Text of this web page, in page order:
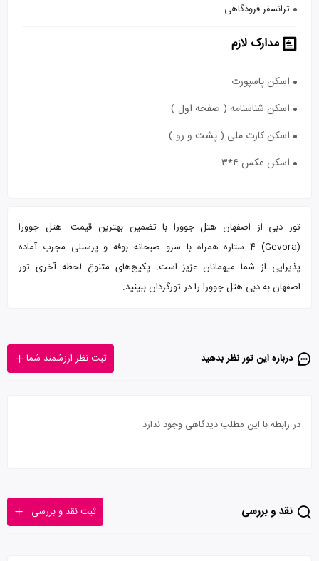
ترانسفر فرودگاهی
مدارک لازم
اسکن پاسپورت
اسکن شناسنامه ( صفحه اول )
اسکن کارت ملی ( پشت و رو )
اسکن عکس ۴*۳
تور دبی از اصفهان هتل جوورا با تضمین بهترین قیمت. هتل جوورا
(Gevora) 4 ستاره همراه با سرو صبحانه بوفه و پرسنلی مجرب آماده
پذیرایی از شما میهمانان عزیز است. پکیج‌های متنوع لحظه آخری تور
اصفهان به دبی هتل جوورا را در تورگردان ببینید.
درباره این تور‌ نظر بدهید ثبت نظر ارزشمند شما
در رابطه با این مطلب دیدگاهی وجود ندارد
نقد و بررسی ثبت نقد و بررسی